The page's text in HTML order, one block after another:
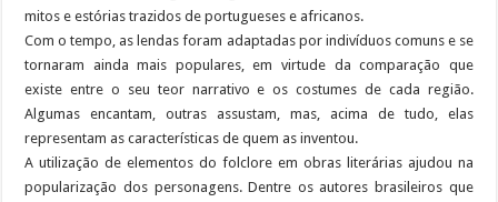
9ª Semana Municipal da Primeira Infância
Representantes de bairros apresentam demandas de zeladoria na Casa Civil
mitos e estórias trazidos de portugueses e africanos.
Com o tempo, as lendas foram adaptadas por indivíduos comuns e se
tornaram ainda mais populares, em virtude da comparação que
existe entre o seu teor narrativo e os costumes de cada região.
Algumas encantam, outras assustam, mas, acima de tudo, elas
representam as características de quem as inventou.
A utilização de elementos do folclore em obras literárias ajudou na
popularização dos personagens. Dentre os autores brasileiros que